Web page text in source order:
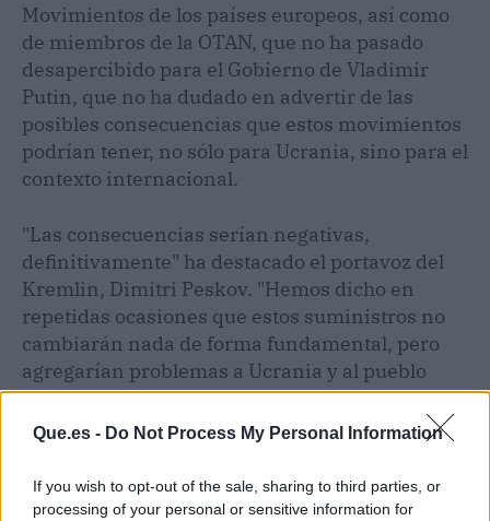
Que.es - Do Not Process My Personal Information
If you wish to opt-out of the sale, sharing to third parties, or
processing of your personal or sensitive information for
Movimientos de los países europeos, así como
de miembros de la OTAN, que no ha pasado
desapercibido para el Gobierno de Vladimir
Putin, que no ha dudado en advertir de las
posibles consecuencias que estos movimientos
podrían tener, no sólo para Ucrania, sino para el
contexto internacional.
"Las consecuencias serían negativas,
definitivamente" ha destacado el portavoz del
Kremlin, Dimitri Peskov. "Hemos dicho en
repetidas ocasiones que estos suministros no
cambiarán nada de forma fundamental, pero
agregarían problemas a Ucrania y al pueblo
ucraniano" han advertido.